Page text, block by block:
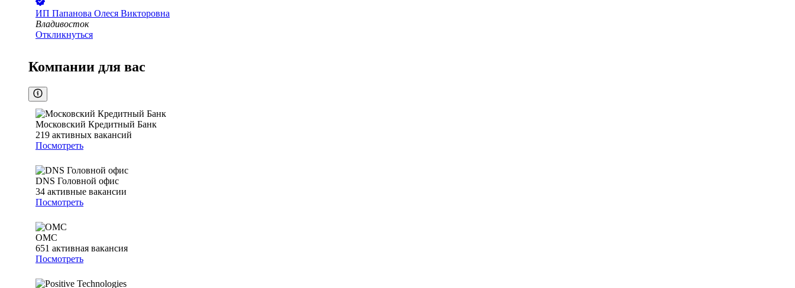
ИП Папанова Олеся Викторовна
Владивосток
Откликнуться
Компании для вас
Московский Кредитный Банк
219 активных вакансий
Посмотреть
DNS Головной офис
34 активные вакансии
Посмотреть
ОМС
651 активная вакансия
Посмотреть